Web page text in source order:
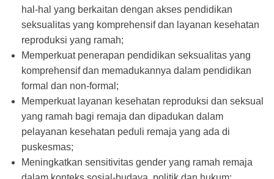
hal-hal yang berkaitan dengan akses pendidikan
seksualitas yang komprehensif dan layanan kesehatan
reproduksi yang ramah;
Memperkuat penerapan pendidikan seksualitas yang
komprehensif dan memadukannya dalam pendidikan
formal dan non-formal;
Memperkuat layanan kesehatan reproduksi dan seksual
yang ramah bagi remaja dan dipadukan dalam
pelayanan kesehatan peduli remaja yang ada di
puskesmas;
Meningkatkan sensitivitas gender yang ramah remaja